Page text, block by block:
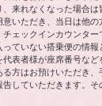
来れなくなった場合は
いただき、当日は他の
ェックインカウンター
ていない搭乗便の情報
表者様が座席番号な
方はお預けいただき
していただきます。